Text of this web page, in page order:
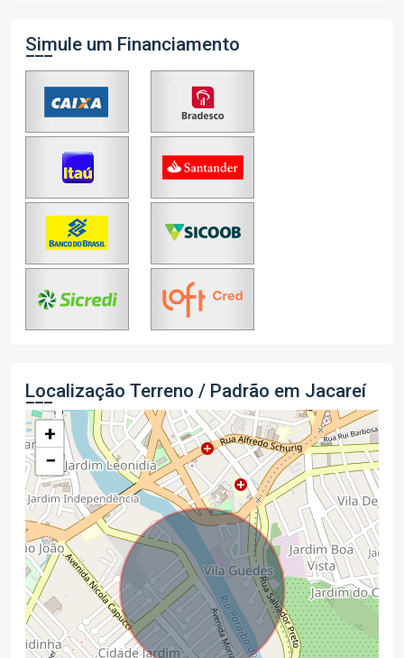
Simule um Financiamento
Localização Terreno / Padrão em Jacareí
+
−